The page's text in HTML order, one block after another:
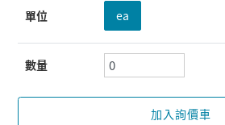
單位 ea
數量
加入詢價車